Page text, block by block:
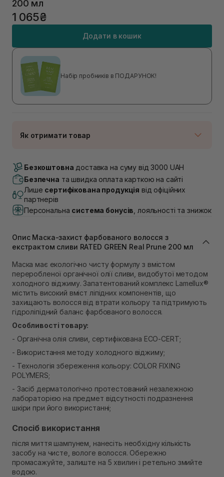
200 мл
1 065₴
Додати в кошик
Набір пробників в ПОДАРУНОК!
Як отримати товар
В наявності
Самовивіз м. Луцьк, вул. Винниченка 4
В наявності
Самовивіз м. Львів, вул. Академіка Підстригача, 1В
(Duck’s Lake)
В наявності
В наявності
Самовивіз м. Львів, вул. Степана Бандери 45
Самовивіз м. Рівне, вул. 16-го Липня, 15
В наявності
Самовивіз м. Рівне, вул. Кулика і Гудачека 23 (ТЦ
Екватор)
В наявності
Безкоштовна доставка на суму від 3000 UAH
Безпечна та швидка оплата карткою на сайті
Лише сертифікована продукція від офіційних
партнерів
Персональна система бонусів , лояльності та знижок
Опис Маска-захист фарбованого волосся з
екстрактом сливи RATED GREEN Real Prune 200 мл
Маска має екологічно чисту формулу з вмістом
переробленої органічної олії сливи, видобутої методом
холодного віджиму. Запатентований комплекс Lamellux®
містить високий вміст ліпідних компонентів, що
захищають волосся від втрати кольору та підтримують
гідроліпідний баланс фарбованого волосся.
Особливості товару:
- Органічна олія сливи, сертифікована ECO-CERT;
- Використання методу холодного віджиму;
- Технологія збереження кольору: COLOR FIXING
POLYMERS;
- Засіб дерматологічно протестований незалежною
лабораторією на предмет відсутності подразнення
шкіри при його використанні;
Спосіб використання
після миття шампунем, нанесіть необхідну кількість
засобу на чисте, вологе волосся. Обережно
промасажуйте, залиште на 5 хвилин і ретельно змийте
водою.